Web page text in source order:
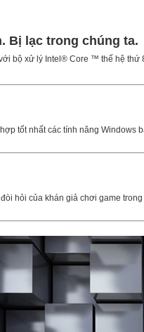
Bị lạc trong chúng ta.
bộ xử lý Intel® Core ™ thế hệ thứ
tốt nhất các tính năng Windows
hỏi của khán giả chơi game